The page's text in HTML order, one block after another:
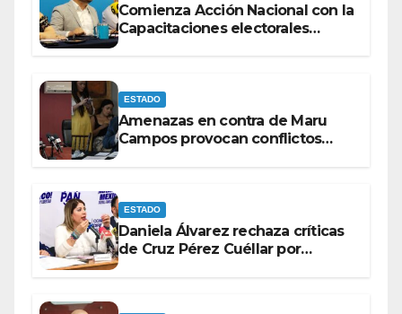
Comienza Acción Nacional con la
Capacitaciones electorales
ESTADO
Amenazas en contra de Maru
Campos provocan conflictos
ESTADO
Daniela Álvarez rechaza críticas
de Cruz Pérez Cuéllar por